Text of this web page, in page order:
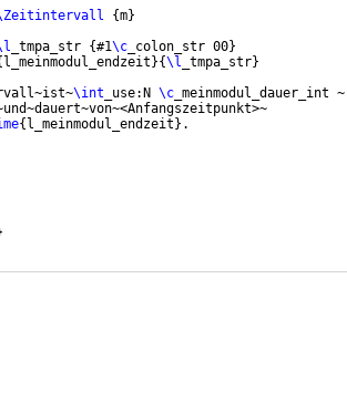
{m}
_tmpa_str {#1\c _colon_str 00}
l_meinmodul_endzeit }{\l _tmpa_str}
\int _use:N \c _meinmodul_dauer_int ~
{ l_meinmodul_endzeit } .